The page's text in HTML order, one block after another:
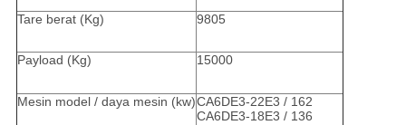
Tare berat (Kg) 9805
Payload (Kg) 15000
Mesin model / daya mesin (kw)CA6DE3-22E3 / 162
CA6DE3-18E3 / 136